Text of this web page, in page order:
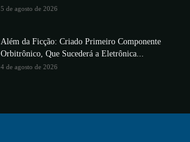
5 de agosto de 2026
Além da Ficção: Criado Primeiro Componente
Orbitrônico, Que Sucederá a Eletrônica...
4 de agosto de 2026